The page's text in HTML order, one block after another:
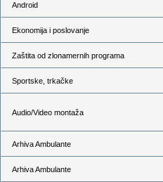
Android
Ekonomija i poslovanje
Zaštita od zlonamernih programa
Sportske, trkačke
Audio/Video montaža
Arhiva Ambulante
Arhiva Ambulante